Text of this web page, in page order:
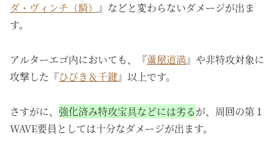
ダ・ヴィンチ（騎） 』などと変わらないダメージが出ま
す。
アルターエゴ内においても、『蘆屋道満』や非特攻対象に
攻撃した『ひびき＆千鍵』以上です。
さすがに、 強化済み特攻宝具などには劣るが、周回の第１
WAVE要員としては十分なダメージが出ます。